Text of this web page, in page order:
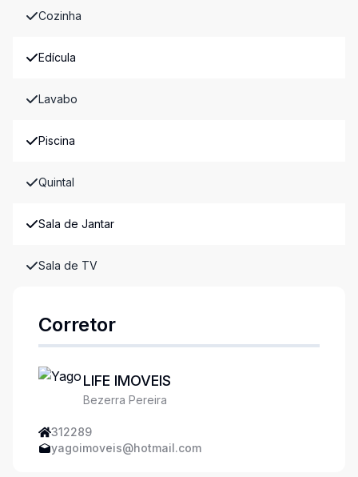
Cozinha
Edícula
Lavabo
Piscina
Quintal
Sala de Jantar
Sala de TV
Corretor
LIFE IMOVEIS
Bezerra Pereira
312289
yagoimoveis@hotmail.com